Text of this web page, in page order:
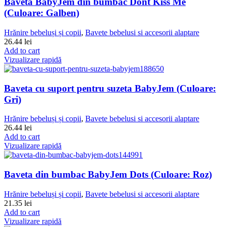
(Culoare: Galben)
Hrănire bebeluși și copii, Bavete bebelusi si accesorii alaptare
26.44 lei
Add to cart
Vizualizare rapidă
Baveta cu suport pentru suzeta BabyJem (Culoare:
Gri)
Hrănire bebeluși și copii, Bavete bebelusi si accesorii alaptare
26.44 lei
Add to cart
Vizualizare rapidă
Baveta din bumbac BabyJem Dots (Culoare: Roz)
Hrănire bebeluși și copii, Bavete bebelusi si accesorii alaptare
21.35 lei
Add to cart
Vizualizare rapidă